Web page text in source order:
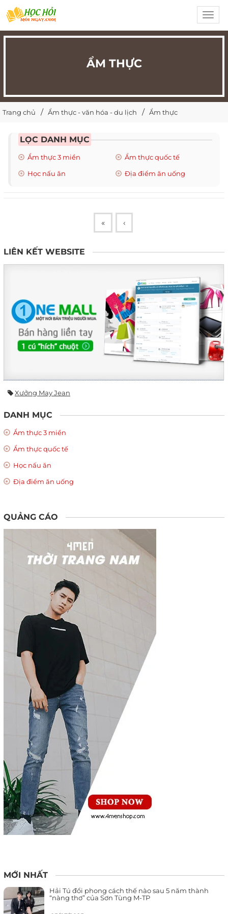
ẨM THỰC
Trang chủ Ẩm thực - văn hóa - du lịch Ẩm thực
LỌC DANH MỤC
Ẩm thực 3 miền
Ẩm thực quốc tế
Học nấu ăn
Địa điểm ăn uống
« ‹
LIÊN KẾT WEBSITE
Xưởng May Jean
DANH MỤC
Ẩm thực 3 miền
Ẩm thực quốc tế
Học nấu ăn
Địa điểm ăn uống
QUẢNG CÁO
MỚI NHẤT
Hải Tú đổi phong cách thế nào sau 5 năm thành
“nàng thơ” của Sơn Tùng M-TP